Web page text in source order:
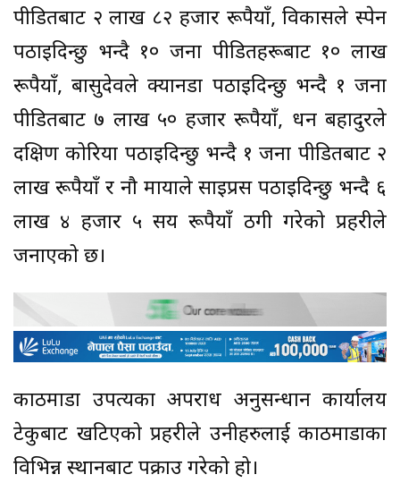
पीडितबाट २ लाख ८२ हजार रूपैयाँ, विकासले स्पेन
पठाइदिन्छु भन्दै १० जना पीडितहरूबाट १० लाख
रूपैयाँ, बासुदेवले क्यानडा पठाइदिन्छु भन्दै १ जना
पीडितबाट ७ लाख ५० हजार रूपैयाँ, धन बहादुरले
दक्षिण कोरिया पठाइदिन्छु भन्दै १ जना पीडितबाट २
लाख रूपैयाँ र नौ मायाले साइप्रस पठाइदिन्छु भन्दै ६
लाख ४ हजार ५ सय रूपैयाँ ठगी गरेको प्रहरीले
जनाएको छ।
काठमाडौं उपत्यका अपराध अनुसन्धान कार्यालय
टेकुबाट खटिएको प्रहरीले उनीहरुलाई काठमाडौंका
विभिन्न स्थानबाट पक्राउ गरेको हो।